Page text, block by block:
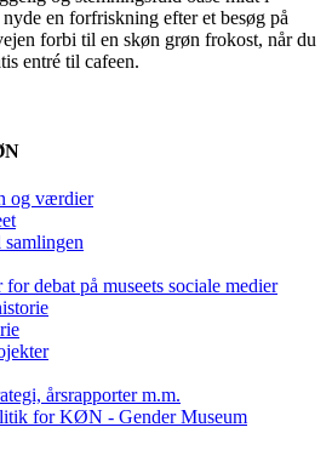
en forfriskning efter et besøg på
forbi til en skøn grøn frokost, når du
entré til cafeen.
og værdier
debat på museets sociale medier
årsrapporter m.m.
for KØN - Gender Museum